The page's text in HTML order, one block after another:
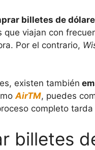
billetes de
viajan con
Por el contrario,
existen también
AirTM, puedes
completo
billetes